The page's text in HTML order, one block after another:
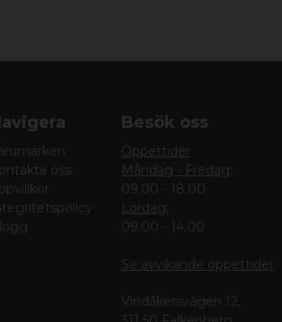
oss
Besök oss
Öppettider
Måndag - Fredag:
09.00 - 18.00
Lördag:
09.00 - 14.00
Se avvikande öppettider
Vindåkersvägen 12,